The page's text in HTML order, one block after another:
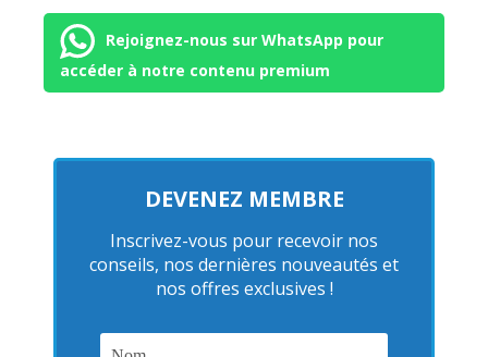
Rejoignez-nous sur WhatsApp pour
accéder à notre contenu premium
DEVENEZ MEMBRE
Inscrivez-vous pour recevoir nos
conseils, nos dernières nouveautés et
nos offres exclusives !